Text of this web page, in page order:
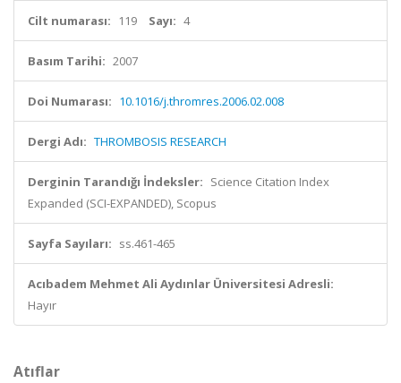
Cilt numarası: 119 Sayı: 4
Basım Tarihi: 2007
Doi Numarası: 10.1016/j.thromres.2006.02.008
Dergi Adı: THROMBOSIS RESEARCH
Derginin Tarandığı İndeksler: Science Citation Index
Expanded (SCI-EXPANDED), Scopus
Sayfa Sayıları: ss.461-465
Acıbadem Mehmet Ali Aydınlar Üniversitesi Adresli:
Hayır
Atıflar